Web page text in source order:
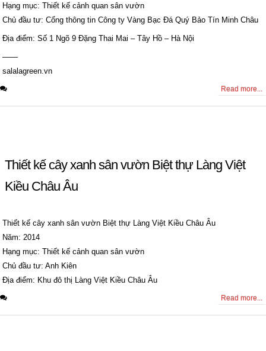
Hạng mục: Thiết kế cảnh quan sân vườn
Chủ đầu tư: Cổng thông tin Công ty Vàng Bạc Đá Quý Bảo Tín Minh Châu
Địa điểm: Số 1 Ngõ 9 Đặng Thai Mai – Tây Hồ – Hà Nội
——
salalagreen.vn
Read more...
Thiết kế cây xanh sân vườn Biệt thự Làng Việt
Kiều Châu Âu
Thiết kế cây xanh sân vườn Biệt thự Làng Việt Kiều Châu Âu
Năm: 2014
Hạng mục: Thiết kế cảnh quan sân vườn
Chủ đầu tư: Anh Kiên
Địa điểm: Khu đô thị Làng Việt Kiều Châu Âu
Read more...